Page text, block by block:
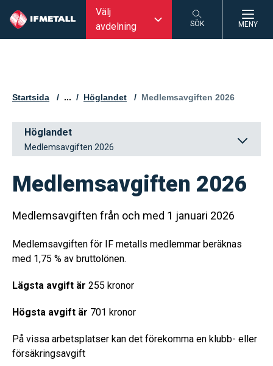
Välj
avdelning
SÖK MENY
Startsida ... Höglandet Aktuell sida:
Medlemsavgiften 2026
Höglandet
Medlemsavgiften 2026
Medlemsavgiften 2026
Medlemsavgiften från och med 1 januari 2026
Medlemsavgiften för IF metalls medlemmar beräknas
med 1,75 % av bruttolönen.
Lägsta avgift är 255 kronor
Högsta avgift är 701 kronor
På vissa arbetsplatser kan det förekomma en klubb- eller
försäkringsavgift